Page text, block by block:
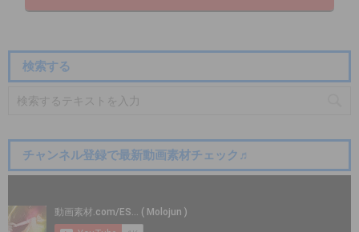
検索する
チャンネル登録で最新動画素材チェック♬